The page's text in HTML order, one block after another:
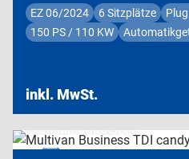
EZ 06/2024 6 Sitzplätze
150 PS / 110 KW
inkl. MwSt.
Premium Modell